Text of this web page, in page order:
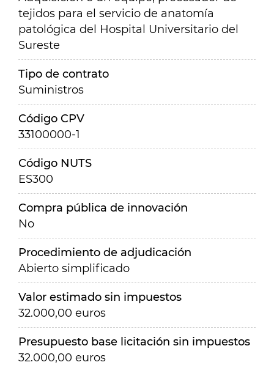
tejidos para el servicio de anatomía
patológica del Hospital Universitario del
Sureste
Tipo de contrato
Suministros
Código CPV
33100000-1
Código NUTS
ES300
Compra pública de innovación
No
Procedimiento de adjudicación
Abierto simplificado
Valor estimado sin impuestos
32.000,00 euros
Presupuesto base licitación sin impuestos
32.000,00 euros